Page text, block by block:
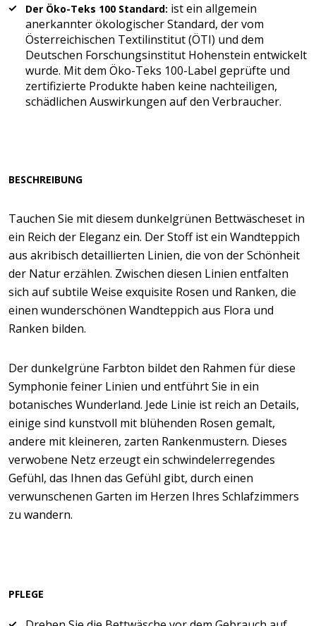
Der Öko-Teks 100 Standard: ist ein allgemein
anerkannter ökologischer Standard, der vom
Österreichischen Textilinstitut (ÖTI) und dem
Deutschen Forschungsinstitut Hohenstein entwickelt
wurde. Mit dem Öko-Teks 100-Label geprüfte und
zertifizierte Produkte haben keine nachteiligen,
schädlichen Auswirkungen auf den Verbraucher.
BESCHREIBUNG
Tauchen Sie mit diesem dunkelgrünen Bettwäscheset in
ein Reich der Eleganz ein. Der Stoff ist ein Wandteppich
aus akribisch detaillierten Linien, die von der Schönheit
der Natur erzählen. Zwischen diesen Linien entfalten
sich auf subtile Weise exquisite Rosen und Ranken, die
einen wunderschönen Wandteppich aus Flora und
Ranken bilden.
Der dunkelgrüne Farbton bildet den Rahmen für diese
Symphonie feiner Linien und entführt Sie in ein
botanisches Wunderland. Jede Linie ist reich an Details,
einige sind kunstvoll mit blühenden Rosen gemalt,
andere mit kleineren, zarten Rankenmustern. Dieses
verwobene Netz erzeugt ein schwindelerregendes
Gefühl, das Ihnen das Gefühl gibt, durch einen
verwunschenen Garten im Herzen Ihres Schlafzimmers
zu wandern.
PFLEGE